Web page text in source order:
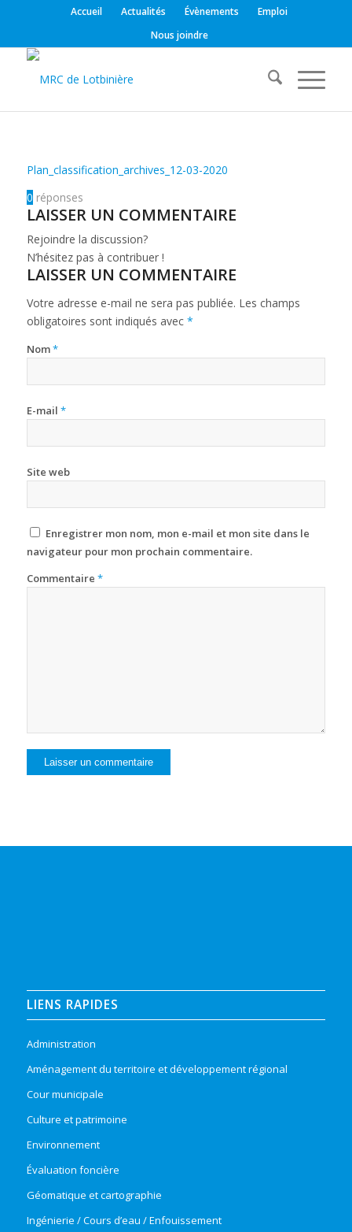
Accueil Actualités Évènements
Emploi
Nous joindre
Plan_classification_archives_12-03-2020
0 réponses
LAISSER UN COMMENTAIRE
Rejoindre la discussion?
N’hésitez pas à contribuer !
LAISSER UN COMMENTAIRE
Votre adresse e-mail ne sera pas publiée. Les champs
obligatoires sont indiqués avec *
Nom*
E-mail *
Site web
Enregistrer mon nom, mon e-mail et mon site dans le
navigateur pour mon prochain commentaire.
Commentaire *
LIENS RAPIDES
Administration
Aménagement du territoire et développement régional
Cour municipale
Culture et patrimoine
Environnement
Évaluation foncière
Géomatique et cartographie
Ingénierie / Cours d’eau / Enfouissement